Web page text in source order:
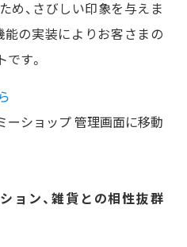
め、さびしい印象を与えま
能の実装によりお客さまの
す。
ーショップ 管理画面に移動
ョン、雑貨との相性抜群